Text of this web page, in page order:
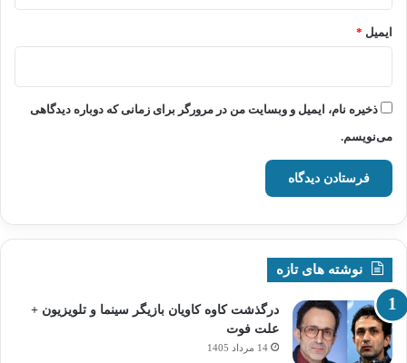
ایمیل *
ذخیره نام، ایمیل و وبسایت من در مرورگر برای زمانی که دوباره دیدگاهی
می‌نویسم.
نوشته های تازه
درگذشت کاوه کاویان بازیگر سینما و تلویزیون +
علت فوت
14 مرداد 1405